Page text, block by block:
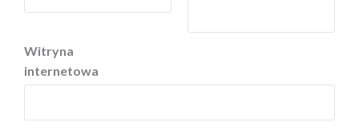
Witryna
internetowa